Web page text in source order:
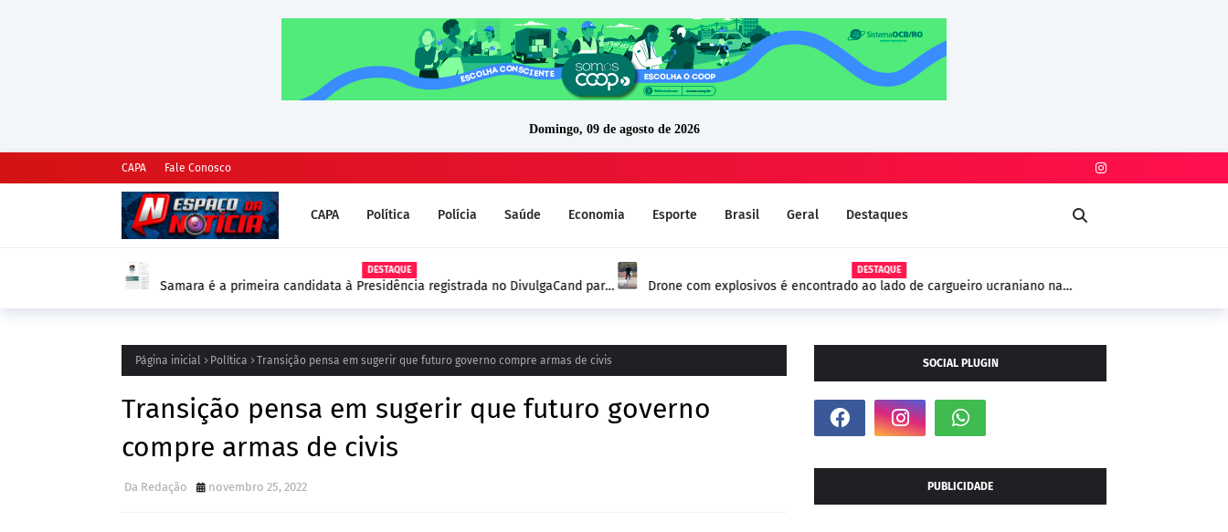
Domingo, 09 de agosto de 2026
CAPA Fale Conosco
CAPA Política Polícia Saúde Economia Esporte Brasil Geral Destaques
DESTAQUE
Samara é a primeira candidata à Presidência registrada no DivulgaCand para
DESTAQUE
Drone com explosivos é encontrado ao lado de cargueiro ucraniano na
Página inicial Política Transição pensa em sugerir que futuro governo compre armas de civis
Transição pensa em sugerir que futuro governo
compre armas de civis
Da Redação novembro 25, 2022
SOCIAL PLUGIN
PUBLICIDADE